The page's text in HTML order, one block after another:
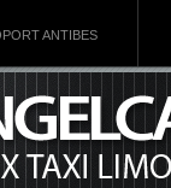
ANTIBES